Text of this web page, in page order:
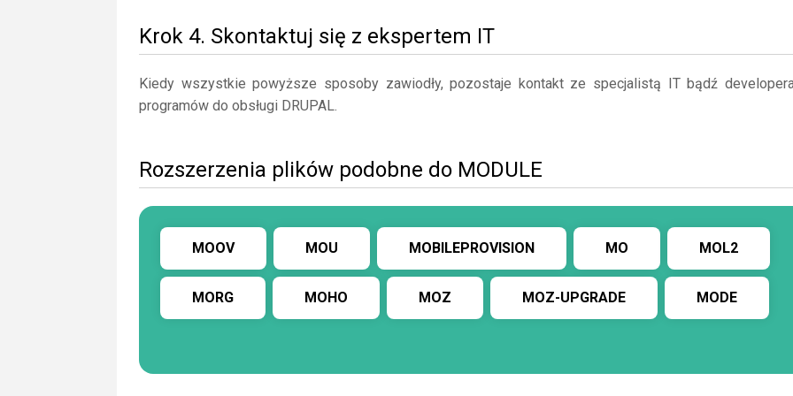
Krok 4. Skontaktuj się z ekspertem IT
Kiedy wszystkie powyższe sposoby zawiodły, pozostaje kontakt ze specjalistą IT bądź
programów do obsługi DRUPAL.
Rozszerzenia plików podobne do MODULE
MOOV MOU MOBILEPROVISION MO MOL2
MORG MOHO MOZ MOZ-UPGRADE MODE